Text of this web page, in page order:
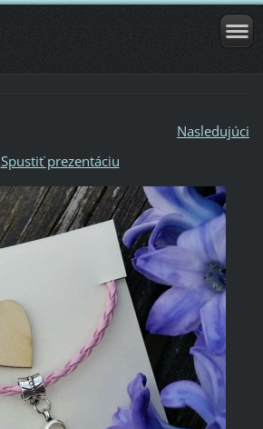
Nasledujúci
Spustiť prezentáciu